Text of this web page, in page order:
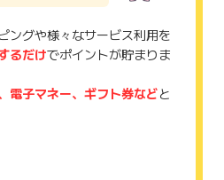
ングや様々なサービス利用を
るだけでポイントが貯まりま
電子マネー、ギフト券などと